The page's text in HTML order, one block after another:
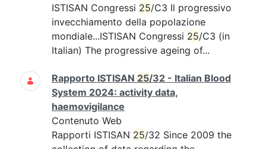
ISTISAN Congressi 25/C3 Il progressivo
invecchiamento della popolazione
mondiale...ISTISAN Congressi 25/C3 (in
Italian) The progressive ageing of...
Rapporto ISTISAN 25/32 - Italian Blood
System 2024: activity data,
haemovigilance
Contenuto Web
Rapporti ISTISAN 25/32 Since 2009 the